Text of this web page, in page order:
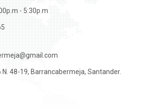
- 5:30p.m
N. 48-19, Barrancabermeja, Santander.